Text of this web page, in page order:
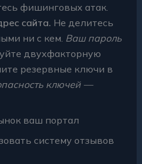
фишинговых атак.
сайта. Не делитесь
ни с кем. Ваш пароль
двухфакторную
резервные ключи в
ключей —
ваш портал
систему отзывов